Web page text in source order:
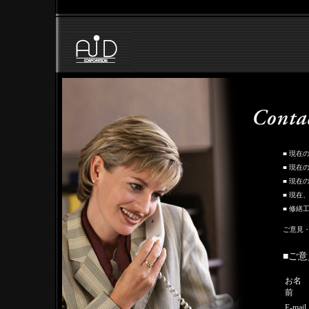
■ 現在
■ 現在
■ 現在
■ 現在
■ 修繕
ご意見
■ご
お名
前